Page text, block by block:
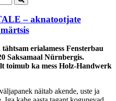
– aknatootjate
erialamess Fensterbau
Saksamaal Nürnbergis.
toimub ka mess Holz-Handwerk
näitab akende, uste ja